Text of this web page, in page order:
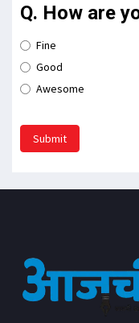
Q. How are
Fine
Good
Awesome
Submit